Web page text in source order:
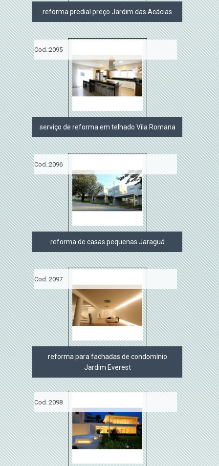
reforma predial preço Jardim das Acácias
Cod.:2095
serviço de reforma em telhado Vila Romana
Cod.:2096
reforma de casas pequenas Jaraguá
Cod.:2097
reforma para fachadas de condomínio
Jardim Everest
Cod.:2098